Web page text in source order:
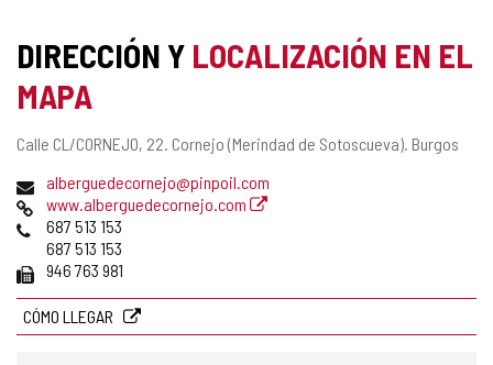
DIRECCIÓN Y LOCALIZACIÓN EN EL
MAPA
Dirección
Calle CL/CORNEJO, 22. Cornejo (Merindad de Sotoscueva). Burgos
Dirección
de
correo
electrónico
alberguedecornejo@pinpoil.com
Página
Web
www.alberguedecornejo.com
Teléfonos
687 513 153
687 513 153
Fax 946 763 981
CÓMO LLEGAR